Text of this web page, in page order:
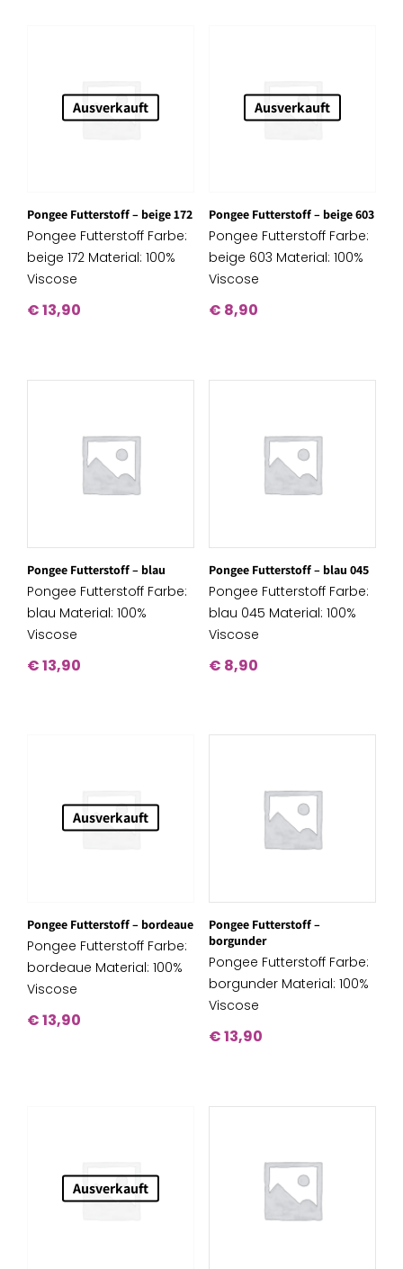
Ausverkauft
Pongee Futterstoff – beige 172
Pongee Futterstoff Farbe:
beige 172 Material: 100%
Viscose
€13,90
Ausverkauft
Pongee Futterstoff – beige 603
Pongee Futterstoff Farbe:
beige 603 Material: 100%
Viscose
€ 8,90
Pongee Futterstoff – blau
Pongee Futterstoff Farbe:
blau Material: 100%
Viscose
€13,90
Pongee Futterstoff – blau 045
Pongee Futterstoff Farbe:
blau 045 Material: 100%
Viscose
€ 8,90
Ausverkauft
Pongee Futterstoff – bordeaue
Pongee Futterstoff Farbe:
bordeaue Material: 100%
Viscose
€13,90
Pongee Futterstoff –
borgunder
Pongee Futterstoff Farbe:
borgunder Material: 100%
Viscose
€13,90
Ausverkauft